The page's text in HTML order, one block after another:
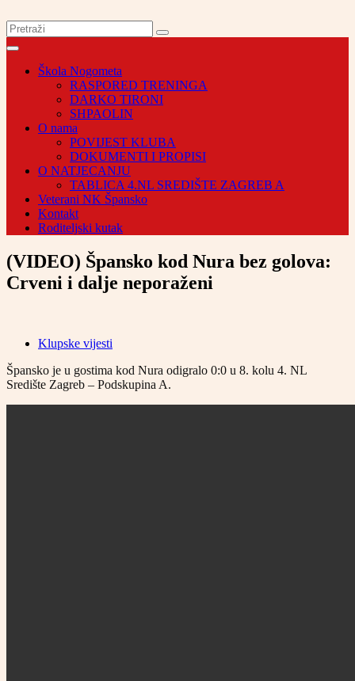
Škola Nogometa
RASPORED TRENINGA
DARKO TIRONI
SHPAOLIN
O nama
POVIJEST KLUBA
DOKUMENTI I PROPISI
O NATJECANJU
TABLICA 4.NL SREDIŠTE ZAGREB A
Veterani NK Špansko
Kontakt
Roditeljski kutak
(VIDEO) Špansko kod Nura bez golova:
Crveni i dalje neporaženi
Klupske vijesti
Špansko je u gostima kod Nura odigralo 0:0 u 8. kolu 4. NL
Središte Zagreb – Podskupina A.